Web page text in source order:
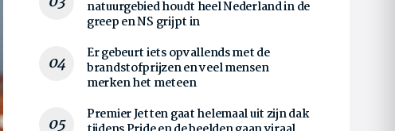
natuurgebied houdt heel Nederland in de
greep en NS grijpt in
Er gebeurt iets opvallends met de
brandstofprijzen en veel mensen
merken het meteen
Premier Jetten gaat helemaal uit zijn dak